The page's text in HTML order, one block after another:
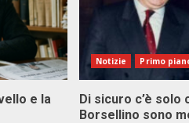
e la
Notizie Primo
Di sicuro c’è solo
Borsellino sono